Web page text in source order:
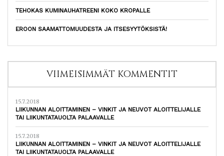
TEHOKAS KUMINAUHATREENI KOKO KROPALLE
EROON SAAMATTOMUUDESTA JA ITSESYYTÖKSISTÄ!
VIIMEISIMMÄT KOMMENTIT
15.7.2018
LIIKUNNAN ALOITTAMINEN – VINKIT JA NEUVOT ALOITTELIJALLE
TAI LIIKUNTATAUOLTA PALAAVALLE
15.7.2018
LIIKUNNAN ALOITTAMINEN – VINKIT JA NEUVOT ALOITTELIJALLE
TAI LIIKUNTATAUOLTA PALAAVALLE